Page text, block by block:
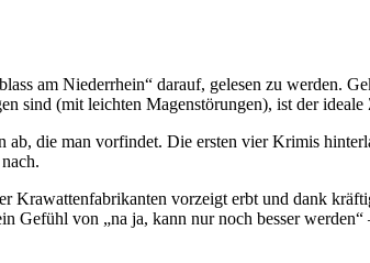
am Niederrhein“ darauf, gelesen zu werden.
sind (mit leichten Magenstörungen), ist der
die man vorfindet. Die ersten vier Krimis
vorzeigt erbt und dank
von „na ja, kann nur noch besser